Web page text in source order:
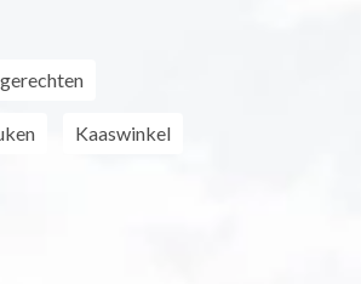
Kaaswinkel